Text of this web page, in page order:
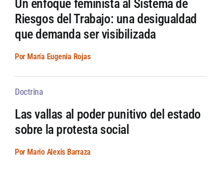
Un enfoque feminista al Sistema de
Riesgos del Trabajo: una desigualdad
que demanda ser visibilizada
Por María Eugenia Rojas
Doctrina
Las vallas al poder punitivo del estado
sobre la protesta social
Por Mario Alexis Barraza